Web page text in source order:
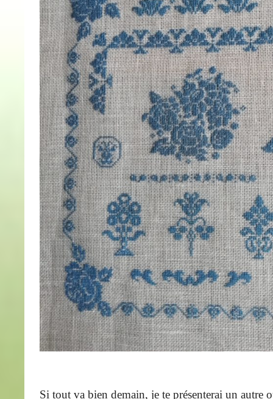
Si tout va bien demain, je te présenterai un autre